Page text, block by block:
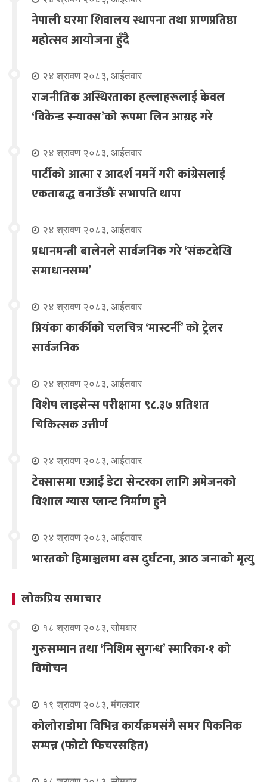
नेपाली घरमा शिवालय स्थापना तथा प्राणप्रतिष्ठा
महोत्सव आयोजना हुँदै
२४ श्रावण २०८३, आईतवार
राजनीतिक अस्थिरताका हल्लाहरूलाई केवल
‘विकेन्ड स्न्याक्स’को रूपमा लिन आग्रह गरे
२४ श्रावण २०८३, आईतवार
पार्टीको आत्मा र आदर्श नमर्ने गरी कांग्रेसलाई
एकताबद्ध बनाउँछौंः सभापति थापा
२४ श्रावण २०८३, आईतवार
प्रधानमन्त्री बालेनले सार्वजनिक गरे ‘संकटदेखि
समाधानसम्म’
२४ श्रावण २०८३, आईतवार
प्रियंका कार्कीको चलचित्र ‘मास्टर्नी’ को ट्रेलर
सार्वजनिक
२४ श्रावण २०८३, आईतवार
विशेष लाइसेन्स परीक्षामा ९८.३७ प्रतिशत
चिकित्सक उत्तीर्ण
२४ श्रावण २०८३, आईतवार
टेक्सासमा एआई डेटा सेन्टरका लागि अमेजनको
विशाल ग्यास प्लान्ट निर्माण हुने
२४ श्रावण २०८३, आईतवार
भारतको हिमाञ्चलमा बस दुर्घटना, आठ जनाको मृत्यु
लोकप्रिय समाचार
१८ श्रावण २०८३, सोमबार
गुरुसम्मान तथा ‘निशिम सुगन्ध’ स्मारिका-१ को
विमोचन
१९ श्रावण २०८३, मंगलवार
कोलोराडोमा विभिन्न कार्यक्रमसंगै समर पिकनिक
सम्पन्न (फोटो फिचरसहित)